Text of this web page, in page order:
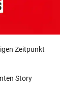
Zeitpunkt
Story